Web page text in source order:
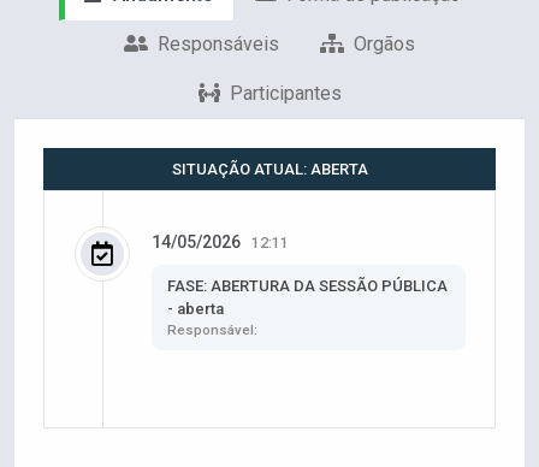
Responsáveis Orgãos
Participantes
SITUAÇÃO ATUAL: ABERTA
14/05/2026 12:11
FASE: ABERTURA DA SESSÃO PÚBLICA
- aberta
Responsável: